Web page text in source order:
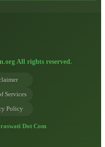
All rights reserved.
Services
Policy
Dot Com